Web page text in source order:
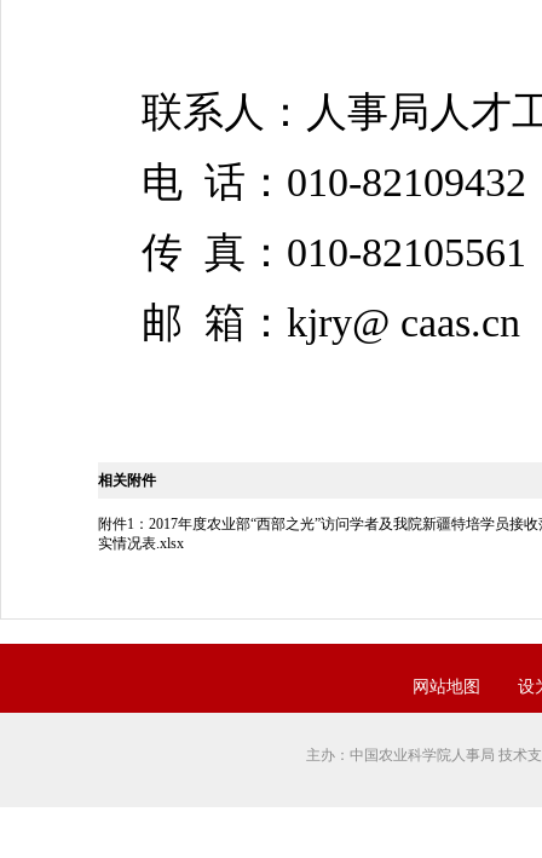
联系人：人事局人才
电 话：010-82109432
传 真：010-82105561
邮 箱：kjry@ caas.cn
相关附件
附件1：2017年度农业部“西部之光”访问学者及我院新疆特培学员接收
实情况表.xlsx
网站地图 设
主办：中国农业科学院人事局 技术